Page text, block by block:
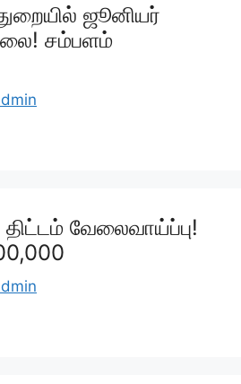
ஜூனியர்
சம்பளம்
வேலைவாய்ப்பு!